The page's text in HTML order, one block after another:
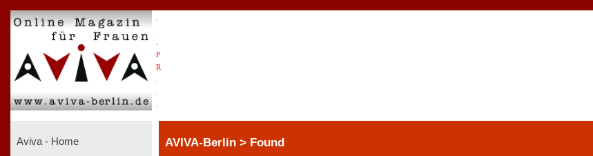
P
R
Aviva - Home AVIVA-Berlin > Found